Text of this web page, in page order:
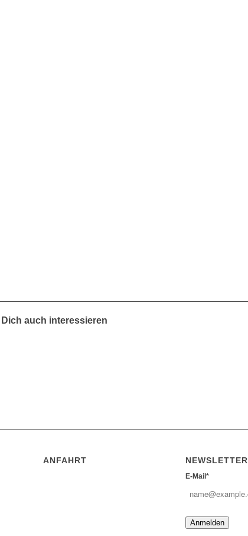
auch interessieren
ANFAHRT NEWSLETTER
E-Mail*
Anmelden